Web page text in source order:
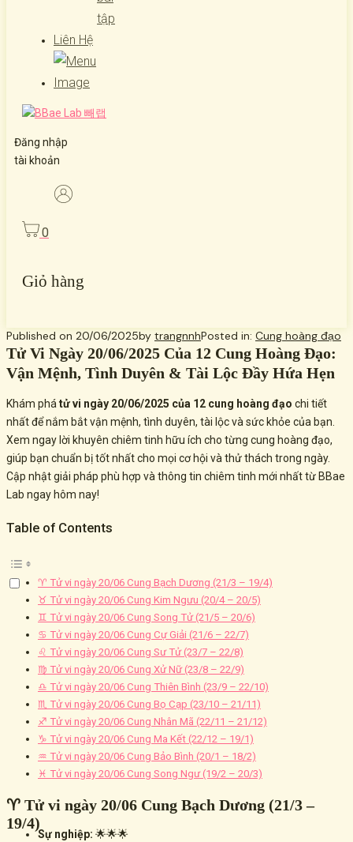
tập
Liên Hệ
Đăng nhập
tài khoản
0
Giỏ hàng
Published on 20/06/2025by trangnnhPosted in: Cung hoàng đạo
Tử Vi Ngày 20/06/2025 Của 12 Cung Hoàng Đạo:
Vận Mệnh, Tình Duyên & Tài Lộc Đầy Hứa Hẹn
Khám phá tử vi ngày 20/06/2025 của 12 cung hoàng đạo chi tiết
nhất để nắm bắt vận mệnh, tình duyên, tài lộc và sức khỏe của bạn.
Xem ngay lời khuyên chiêm tinh hữu ích cho từng cung hoàng đạo,
giúp bạn chuẩn bị tốt nhất cho mọi cơ hội và thử thách trong ngày.
Cập nhật giải pháp phù hợp và thông tin chiêm tinh mới nhất từ BBae
Lab ngay hôm nay!
Table of Contents
♈ Tử vi ngày 20/06 Cung Bạch Dương (21/3 – 19/4)
♉ Tử vi ngày 20/06 Cung Kim Ngưu (20/4 – 20/5)
♊ Tử vi ngày 20/06 Cung Song Tử (21/5 – 20/6)
♋ Tử vi ngày 20/06 Cung Cự Giải (21/6 – 22/7)
♌ Tử vi ngày 20/06 Cung Sư Tử (23/7 – 22/8)
♍ Tử vi ngày 20/06 Cung Xử Nữ (23/8 – 22/9)
♎ Tử vi ngày 20/06 Cung Thiên Bình (23/9 – 22/10)
♏ Tử vi ngày 20/06 Cung Bọ Cạp (23/10 – 21/11)
♐ Tử vi ngày 20/06 Cung Nhân Mã (22/11 – 21/12)
♑ Tử vi ngày 20/06 Cung Ma Kết (22/12 – 19/1)
♒ Tử vi ngày 20/06 Cung Bảo Bình (20/1 – 18/2)
♓ Tử vi ngày 20/06 Cung Song Ngư (19/2 – 20/3)
♈ Tử vi ngày 20/06 Cung Bạch Dương (21/3 –
19/4)
Sự nghiệp: 🌟🌟🌟